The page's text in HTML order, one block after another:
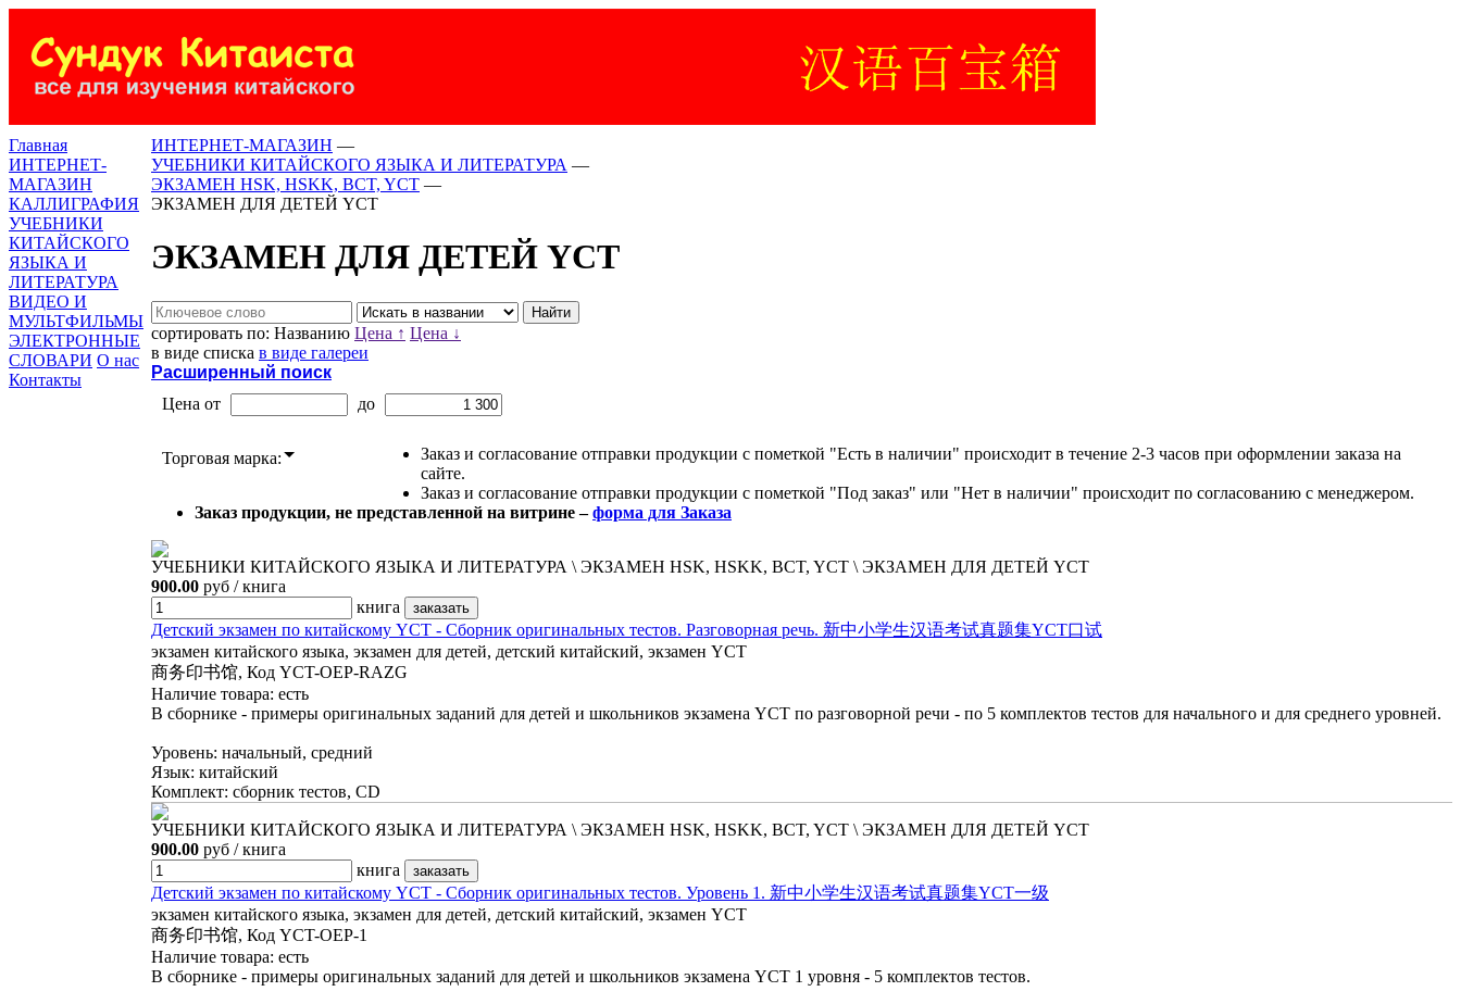
ИНТЕРНЕТ-МАГАЗИН —
УЧЕБНИКИ КИТАЙСКОГО ЯЗЫКА И ЛИТЕРАТУРА —
ЭКЗАМЕН HSK, HSKK, BCT, YCT —
ЭКЗАМЕН ДЛЯ ДЕТЕЙ YCT
ЭКЗАМЕН ДЛЯ ДЕТЕЙ YCT
сортировать по: Названию Цена ↑ Цена ↓
в виде списка в виде галереи
Расширенный поиск
Цена от
до
Торговая марка:
Заказ и согласование отправки продукции с пометкой "Есть в наличии" происходит в течение 2-3 часов при оформлении заказа на
сайте.
Заказ и согласование отправки продукции с пометкой "Под заказ" или "Нет в наличии" происходит по согласованию с менеджером.
Заказ продукции, не представленной на витрине –форма для Заказа
УЧЕБНИКИ КИТАЙСКОГО ЯЗЫКА И ЛИТЕРАТУРА \ ЭКЗАМЕН HSK, HSKK, BCT, YCT \ ЭКЗАМЕН ДЛЯ ДЕТЕЙ YCT
900.00 руб / книга
книга
Детский экзамен по китайскому YCT - Сборник оригинальных тестов. Разговорная речь. 新中小学生汉语考试真题集YCT口试
экзамен китайского языка, экзамен для детей, детский китайский, экзамен YCT
商务印书馆, Код YCT-OEP-RAZG
Наличие товара: есть
В сборнике - примеры оригинальных заданий для детей и школьников экзамена YCT по разговорной речи - по 5 комплектов тестов для начального и для среднего уровней.
Уровень: начальный, средний
Язык: китайский
Комплект: сборник тестов, CD
УЧЕБНИКИ КИТАЙСКОГО ЯЗЫКА И ЛИТЕРАТУРА \ ЭКЗАМЕН HSK, HSKK, BCT, YCT \ ЭКЗАМЕН ДЛЯ ДЕТЕЙ YCT
900.00 руб / книга
книга
Детский экзамен по китайскому YCT - Сборник оригинальных тестов. Уровень 1. 新中小学生汉语考试真题集YCT一级
экзамен китайского языка, экзамен для детей, детский китайский, экзамен YCT
商务印书馆, Код YCT-OEP-1
Наличие товара: есть
В сборнике - примеры оригинальных заданий для детей и школьников экзамена YCT 1 уровня - 5 комплектов тестов.
Главная
ИНТЕРНЕТ-
МАГАЗИН
КАЛЛИГРАФИЯ
УЧЕБНИКИ
КИТАЙСКОГО
ЯЗЫКА И
ЛИТЕРАТУРА
ВИДЕО И
МУЛЬТФИЛЬМЫ
ЭЛЕКТРОННЫЕ
СЛОВАРИ О нас
Контакты